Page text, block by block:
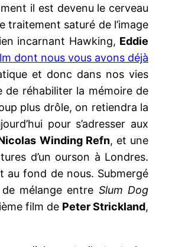
il est devenu le cerveau
traitement saturé de l’image
incarnant Hawking, Eddie
dont nous vous avons déjà
et donc dans nos vies
de réhabiliter la mémoire de
plus drôle, on retiendra la
pour s’adresser aux
Winding Refn, et une
d’un ourson à Londres.
au fond de nous. Submergé
mélange entre Slum Dog
film de Peter Strickland,